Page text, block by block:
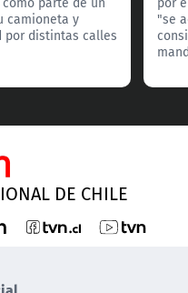
camioneta y
por distintas calles
"se
DE CHILE